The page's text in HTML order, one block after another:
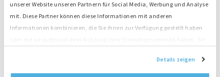
unserer Website unseren Partnern für Social Media, Werbung und Analyse
mit. Diese Partner können diese Informationen mit anderen
Informationen kombinieren, die Sie ihnen zur Verfügung gestellt haben
Details zeigen
K423 Deutz BF4M2012